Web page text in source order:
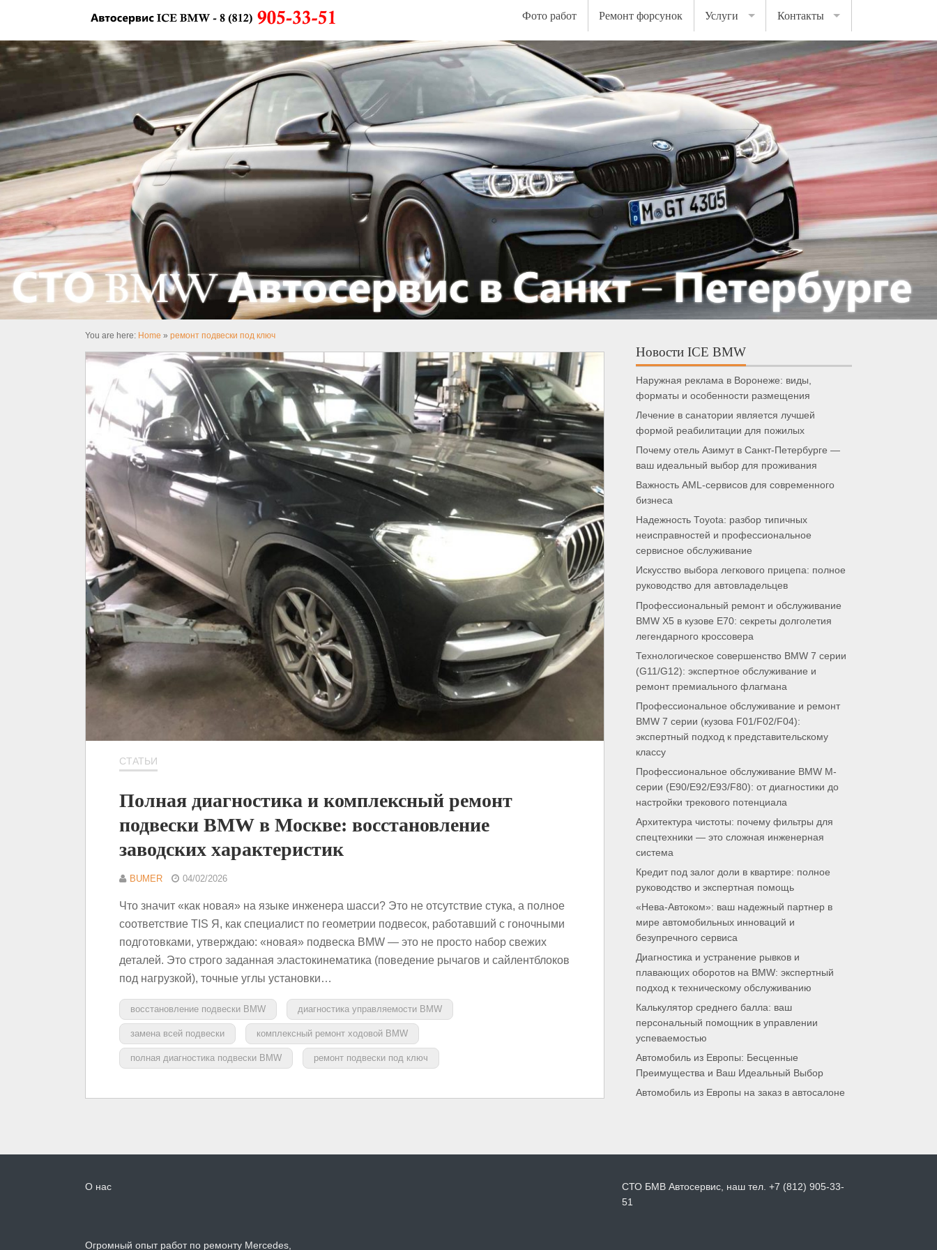
Фото работ Ремонт форсунок Услуги Контакты
You are here: Home » ремонт подвески под ключ
СТАТЬИ
Полная диагностика и комплексный ремонт
подвески BMW в Москве: восстановление
заводских характеристик
BUMER 04/02/2026
Что значит «как новая» на языке инженера шасси? Это не отсутствие стука, а полное
соответствие TIS Я, как специалист по геометрии подвесок, работавший с гоночными
подготовками, утверждаю: «новая» подвеска BMW — это не просто набор свежих
деталей. Это строго заданная эластокинематика (поведение рычагов и сайлентблоков
под нагрузкой), точные углы установки…
восстановление подвески BMW диагностика управляемости BMW
замена всей подвески комплексный ремонт ходовой BMW
полная диагностика подвески BMW ремонт подвески под ключ
Новости ICE BMW
Наружная реклама в Воронеже: виды,
форматы и особенности размещения
Лечение в санатории является лучшей
формой реабилитации для пожилых
Почему отель Азимут в Санкт-Петербурге —
ваш идеальный выбор для проживания
Важность AML-сервисов для современного
бизнеса
Надежность Toyota: разбор типичных
неисправностей и профессиональное
сервисное обслуживание
Искусство выбора легкового прицепа: полное
руководство для автовладельцев
Профессиональный ремонт и обслуживание
BMW X5 в кузове E70: секреты долголетия
легендарного кроссовера
Технологическое совершенство BMW 7 серии
(G11/G12): экспертное обслуживание и
ремонт премиального флагмана
Профессиональное обслуживание и ремонт
BMW 7 серии (кузова F01/F02/F04):
экспертный подход к представительскому
классу
Профессиональное обслуживание BMW M-
серии (E90/E92/E93/F80): от диагностики до
настройки трекового потенциала
Архитектура чистоты: почему фильтры для
спецтехники — это сложная инженерная
система
Кредит под залог доли в квартире: полное
руководство и экспертная помощь
«Нева-Автоком»: ваш надежный партнер в
мире автомобильных инноваций и
безупречного сервиса
Диагностика и устранение рывков и
плавающих оборотов на BMW: экспертный
подход к техническому обслуживанию
Калькулятор среднего балла: ваш
персональный помощник в управлении
успеваемостью
Автомобиль из Европы: Бесценные
Преимущества и Ваш Идеальный Выбор
Автомобиль из Европы на заказ в автосалоне
О нас
Огромный опыт работ по ремонту Mercedes,
СТО БМВ Автосервис, наш тел. +7 (812) 905-33-
51